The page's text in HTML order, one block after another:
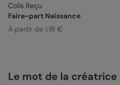
Colis Reçu
Faire-part Naissance
À partir de 1,19 €
Le mot de la créatrice